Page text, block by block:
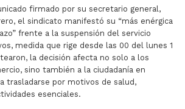
firmado por su secretario general,
el sindicato manifestó su “más enérgica
frente a la suspensión del servicio
medida que rige desde las 00 del lunes 1
la decisión afecta no solo a los
sino también a la ciudadanía en
trasladarse por motivos de salud,
esenciales.